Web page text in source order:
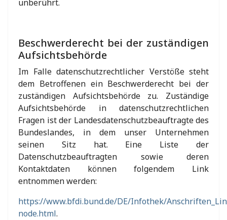
unberührt.
Beschwerderecht bei der zuständigen
Aufsichtsbehörde
Im Falle datenschutzrechtlicher Verstöße steht
dem Betroffenen ein Beschwerderecht bei der
zuständigen Aufsichtsbehörde zu. Zuständige
Aufsichtsbehörde in datenschutzrechtlichen
Fragen ist der Landesdatenschutzbeauftragte des
Bundeslandes, in dem unser Unternehmen
seinen Sitz hat. Eine Liste der
Datenschutzbeauftragten sowie deren
Kontaktdaten können folgendem Link
entnommen werden:
https://www.bfdi.bund.de/DE/Infothek/
node.html.